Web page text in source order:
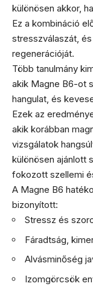
különösen akkor,
Ez a kombináció
stresszválaszát,
regenerációját.
Több tanulmány
akik Magne B6-ot
hangulat, és
Ezek az
akik korábban
vizsgálatok
különösen ajánlott
fokozott szellemi
A Magne B6
bizonyított:
Stressz és
Fáradtság,
Alvásminőség
Izomgörcsök